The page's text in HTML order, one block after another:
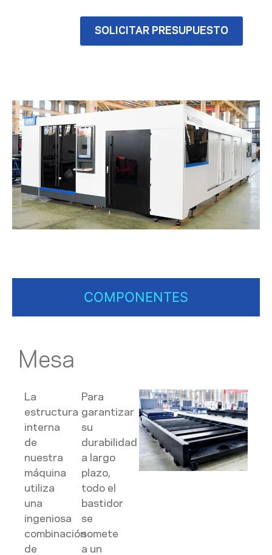
SOLICITAR PRESUPUESTO
COMPONENTES
Mesa
La
estructura
interna
de
nuestra
máquina
utiliza
una
ingeniosa
combinación
de
Para
garantizar
su
durabilidad
a largo
plazo,
todo el
bastidor
se
somete
a un